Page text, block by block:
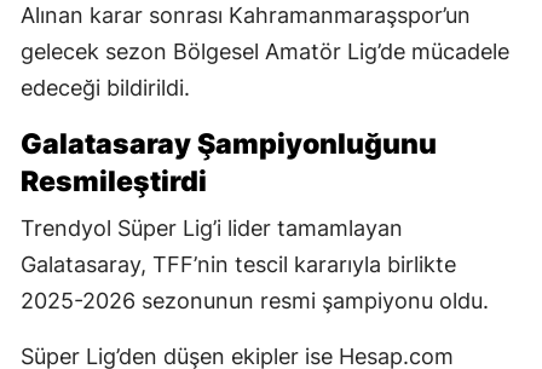
Alınan karar sonrası Kahramanmaraşspor’un
gelecek sezon Bölgesel Amatör Lig’de mücadele
edeceği bildirildi.
Galatasaray Şampiyonluğunu
Resmileştirdi
Trendyol Süper Lig’i lider tamamlayan
Galatasaray, TFF’nin tescil kararıyla birlikte
2025-2026 sezonunun resmi şampiyonu oldu.
Süper Lig’den düşen ekipler ise Hesap.com